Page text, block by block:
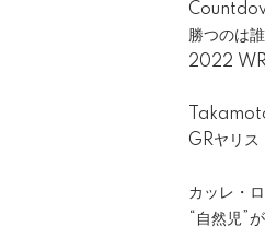
勝つのは
2022
GRヤリス
カッレ・
“自然児”